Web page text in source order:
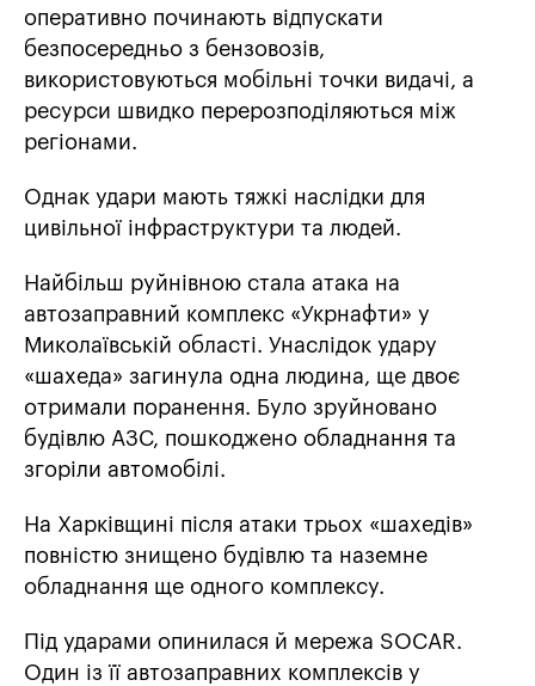
оперативно починають відпускати
безпосередньо з бензовозів,
використовуються мобільні точки видачі, а
ресурси швидко перерозподіляються між
регіонами.
Однак удари мають тяжкі наслідки для
цивільної інфраструктури та людей.
Найбільш руйнівною стала атака на
автозаправний комплекс «Укрнафти» у
Миколаївській області. Унаслідок удару
«шахеда» загинула одна людина, ще двоє
отримали поранення. Було зруйновано
будівлю АЗС, пошкоджено обладнання та
згоріли автомобілі.
На Харківщині після атаки трьох «шахедів»
повністю знищено будівлю та наземне
обладнання ще одного комплексу.
Під ударами опинилася й мережа SOCAR.
Один із її автозаправних комплексів у